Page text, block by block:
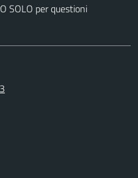
SOLO per questioni